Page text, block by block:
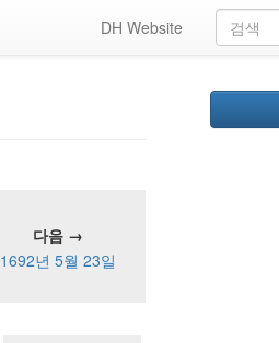
DH Website
다음 →
1692년 5월 23일